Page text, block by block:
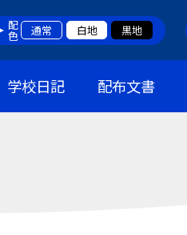
配色 通常 白地 黒地
学校日記 配布文書